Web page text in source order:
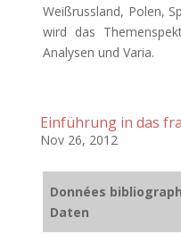
Weißrussland, Polen,
wird das
Analysen und Varia.
Einführung in das
Nov 26, 2012
Données
Daten